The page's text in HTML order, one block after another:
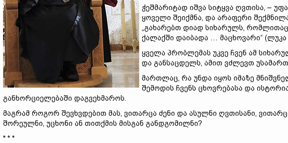
ჭეშმარიტად იშვა სიტყვა ღვთისა, –
ყოველი შეიქმნა, და არაფერი
„გახარებთ დიად სიხარულს,
ქალაქში დაიბადა … მაცხოვარი“ (ლუკა
ყველა პრობლემას უკვე ჩვენ ამ
და განსაცდელს, ამით ვძლევთ
მართლაც, რა უნდა იყოს იმაზე
შემოდის ჩვენს ცხოვრებასა და
განხორციელებაში დაგვეხმაროს.
მაგრამ როგორ შევხვდებით მას, ვითარცა ძენი და ასულნი ღვთისანი,
შორეულნი, უცხონი ან თითქმის მისგან განდგომილნი?
* * *